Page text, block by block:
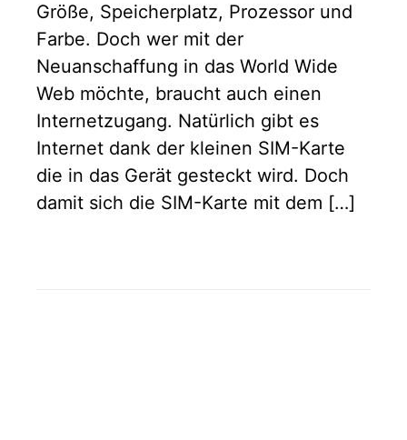
Größe, Speicherplatz, Prozessor und
Farbe. Doch wer mit der
Neuanschaffung in das World Wide
Web möchte, braucht auch einen
Internetzugang. Natürlich gibt es
Internet dank der kleinen SIM-Karte
die in das Gerät gesteckt wird. Doch
damit sich die SIM-Karte mit dem […]